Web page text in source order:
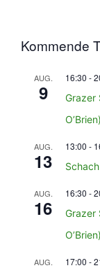
Kommende
AUG.
9
16:30 -
Grazer
O’Brien)
AUG.
13
13:00 -
AUG.
16
16:30 -
Grazer
O’Brien)
AUG. 17:00 -